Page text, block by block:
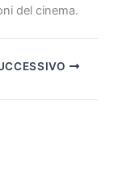
del cinema.